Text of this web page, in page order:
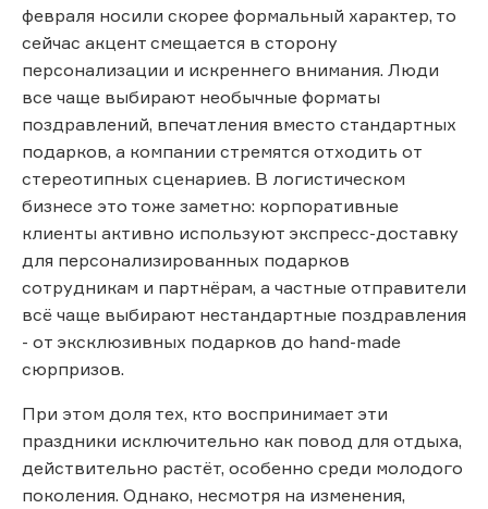
февраля носили скорее формальный характер, то
сейчас акцент смещается в сторону
персонализации и искреннего внимания. Люди
все чаще выбирают необычные форматы
поздравлений, впечатления вместо стандартных
подарков, а компании стремятся отходить от
стереотипных сценариев. В логистическом
бизнесе это тоже заметно: корпоративные
клиенты активно используют экспресс-доставку
для персонализированных подарков
сотрудникам и партнёрам, а частные отправители
всё чаще выбирают нестандартные поздравления
- от эксклюзивных подарков до hand-made
сюрпризов.
При этом доля тех, кто воспринимает эти
праздники исключительно как повод для отдыха,
действительно растёт, особенно среди молодого
поколения. Однако, несмотря на изменения,